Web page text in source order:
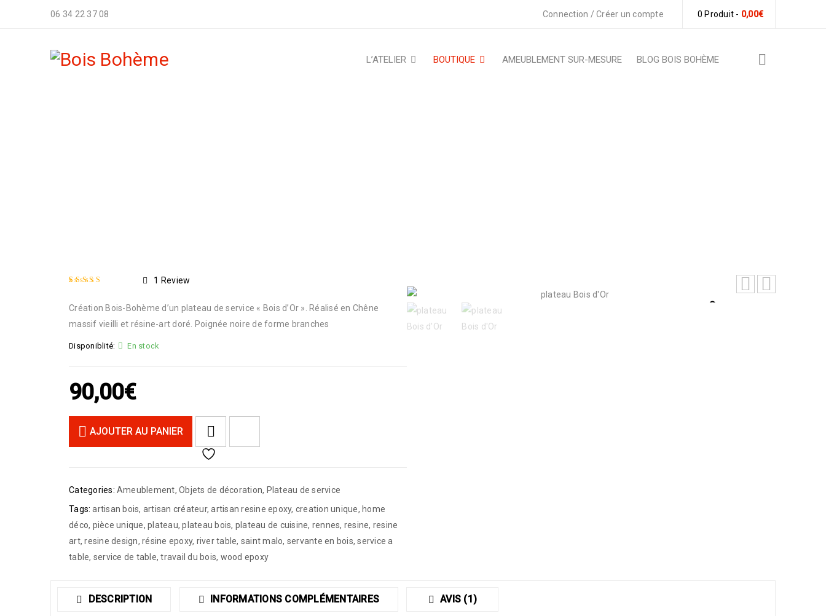
06 34 22 37 08 0 Produit - 0,00€
Connection / Créer un compte
L’ATELIER BOUTIQUE AMEUBLEMENT SUR-MESURE BLOG BOIS BOHÈME
basé surnotation
1 Review
Création Bois-Bohème d’un plateau de service « Bois d’Or ». Réalisé en Chêne
massif vieilli et résine-art doré. Poignée noire de forme branches
Disponiblité: En stock
90,00€
AJOUTER AU PANIER
Categories: Ameublement, Objets de décoration, Plateau de service
Tags: artisan bois, artisan créateur,artisan resine epoxy, creation unique, home
déco, pièce unique, plateau,plateau bois, plateau de cuisine, rennes, resine, resine
art,resine design, résine epoxy, river table, saint malo, servante en bois,service a
table, service de table,travail du bois, wood epoxy
DESCRIPTION INFORMATIONS COMPLÉMENTAIRES AVIS (1)